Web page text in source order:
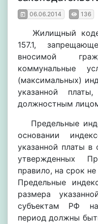
06.06.2014 136
Жилищный
157.1,
вносимой
коммунальные
(максимальных)
указанной
должностным
Предельные
основании
указанной платы в
утвержденных
правило, на срок
Предельные
размера
субъектам РФ
период должны